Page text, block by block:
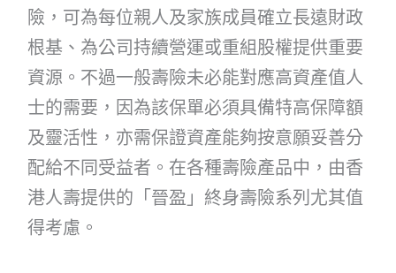
險，可為每位親人及家族成員確立長遠財政
根基、為公司持續營運或重組股權提供重要
資源。不過一般壽險未必能對應高資產值人
士的需要，因為該保單必須具備特高保障額
及靈活性，亦需保證資產能夠按意願妥善分
配給不同受益者。在各種壽險產品中，由香
港人壽提供的「晉盈」終身壽險系列尤其值
得考慮。